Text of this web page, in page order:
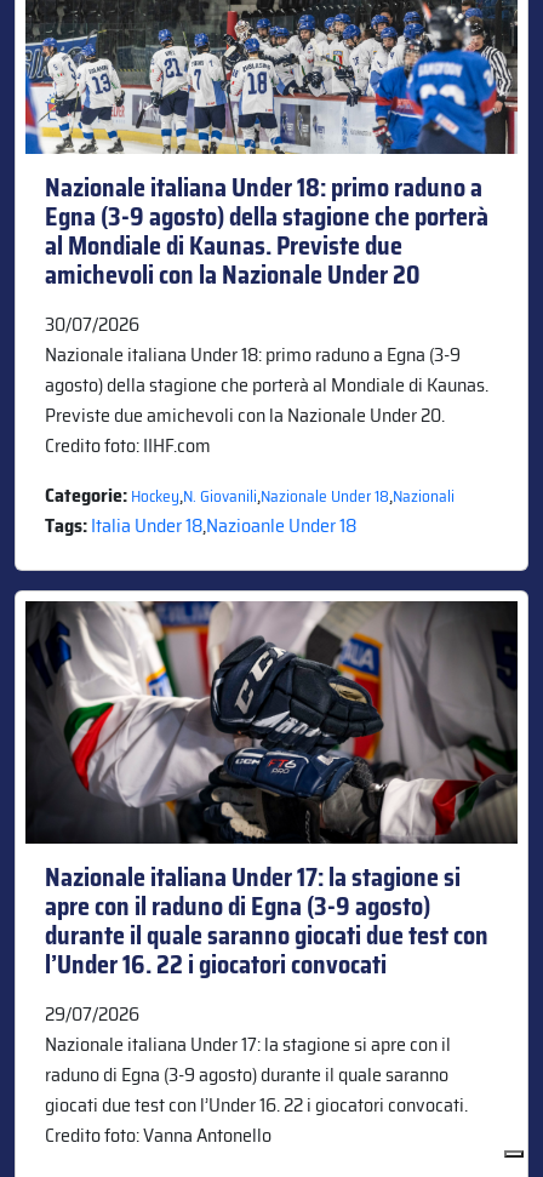
Nazionale italiana Under 18: primo raduno a
Egna (3-9 agosto) della stagione che porterà
al Mondiale di Kaunas. Previste due
amichevoli con la Nazionale Under 20
30/07/2026
Nazionale italiana Under 18: primo raduno a Egna (3-9
agosto) della stagione che porterà al Mondiale di Kaunas.
Previste due amichevoli con la Nazionale Under 20.
Credito foto: IIHF.com
Categorie:Hockey,N. Giovanili,Nazionale Under 18,Nazionali
Tags:Italia Under 18,Nazioanle Under 18
Nazionale italiana Under 17: la stagione si
apre con il raduno di Egna (3-9 agosto)
durante il quale saranno giocati due test con
l’Under 16. 22 i giocatori convocati
29/07/2026
Nazionale italiana Under 17: la stagione si apre con il
raduno di Egna (3-9 agosto) durante il quale saranno
giocati due test con l’Under 16. 22 i giocatori convocati.
Credito foto: Vanna Antonello